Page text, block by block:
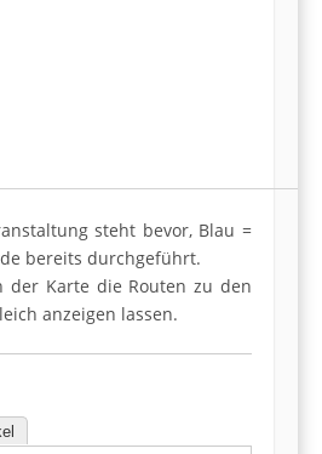
steht bevor, Blau =
bereits durchgeführt.
der Karte die Routen zu den
anzeigen lassen.